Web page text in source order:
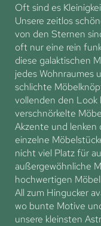
Oft sind es
Unsere zeitlos
von den Sternen
oft nur eine rein
diese galaktischen
jedes Wohnraumes
schlichte
vollenden den Look
verschnörkelte
Akzente und lenken
einzelne
nicht viel Platz für
außergewöhnliche
hochwertigen
All zum Hingucker
wo bunte Motive
unsere kleinsten